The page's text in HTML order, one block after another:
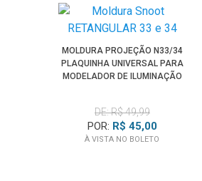
MOLDURA PROJEÇÃO N33/34
PLAQUINHA UNIVERSAL PARA
MODELADOR DE ILUMINAÇÃO
DE: R$ 49,99
POR: R$ 45,00
À VISTA NO BOLETO